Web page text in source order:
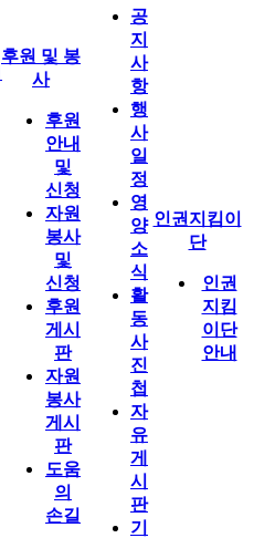
후원 및 봉
사
후원
안내
및
신청
자원
봉사
및
신청
후원
게시
판
자원
봉사
게시
판
도움
의
손길
공
지
사
항
행
사
일
정
영
양
소
식
활
동
사
진
첩
자
유
게
시
판
기
인권지킴이
단
인권
지킴
이단
안내